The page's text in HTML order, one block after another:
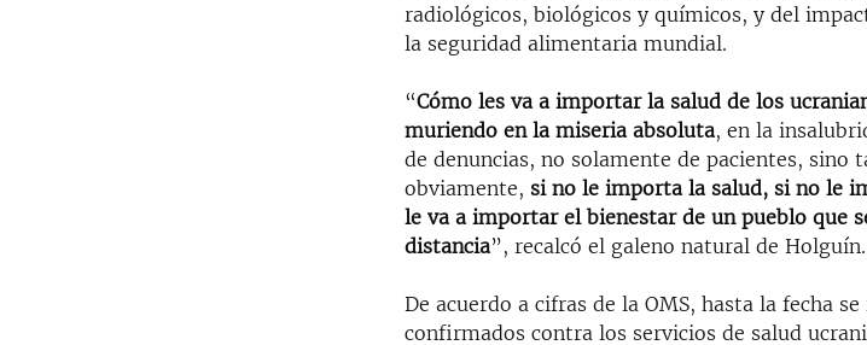
radiológicos, biológicos y químicos, y del
la seguridad alimentaria mundial.
“Cómo les va a importar la salud de los
muriendo en la miseria absoluta, en la
de denuncias, no solamente de pacientes, sino
obviamente, si no le importa la salud, si no le
le va a importar el bienestar de un pueblo que
distancia”, recalcó el galeno natural de Holguín.
De acuerdo a cifras de la OMS, hasta la fecha
confirmados contra los servicios de salud